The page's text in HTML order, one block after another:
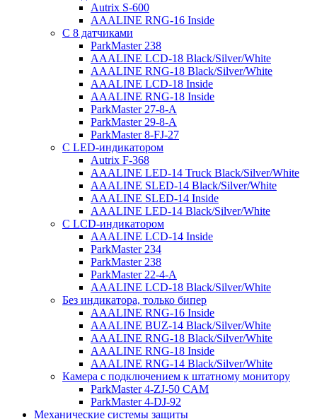
Autrix S-600
AAALINE RNG-16 Inside
С 8 датчиками
ParkMaster 238
AAALINE LCD-18 Black/Silver/White
AAALINE RNG-18 Black/Silver/White
AAALINE LCD-18 Inside
AAALINE RNG-18 Inside
ParkMaster 27-8-A
ParkMaster 29-8-A
ParkMaster 8-FJ-27
С LED-индикатором
Autrix F-368
AAALINE LED-14 Truck Black/Silver/White
AAALINE SLED-14 Black/Silver/White
AAALINE SLED-14 Inside
AAALINE LED-14 Black/Silver/White
С LCD-индикатором
AAALINE LCD-14 Inside
ParkMaster 234
ParkMaster 238
ParkMaster 22-4-A
AAALINE LCD-18 Black/Silver/White
Без индикатора, только бипер
AAALINE RNG-16 Inside
AAALINE BUZ-14 Black/Silver/White
AAALINE RNG-18 Black/Silver/White
AAALINE RNG-18 Inside
AAALINE RNG-14 Black/Silver/White
Камера с подключением к штатному монитору
ParkMaster 4-ZJ-50 CAM
ParkMaster 4-DJ-92
Механические системы защиты